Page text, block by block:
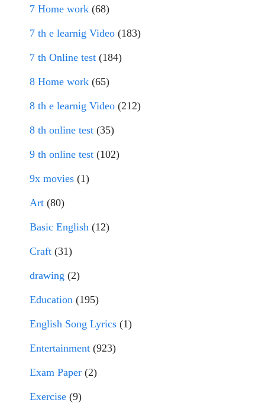
7 Home work (68)
7 th e learnig Video (183)
7 th Online test (184)
8 Home work (65)
8 th e learnig Video (212)
8 th online test (35)
9 th online test (102)
9x movies (1)
Art (80)
Basic English (12)
Craft (31)
drawing (2)
Education (195)
English Song Lyrics (1)
Entertainment (923)
Exam Paper (2)
Exercise (9)